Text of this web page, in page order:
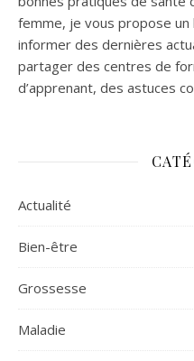
femme, je vous propose un
informer des dernières
partager des centres de
d’apprenant, des astuces
Actualité
Bien-être
Grossesse
Maladie